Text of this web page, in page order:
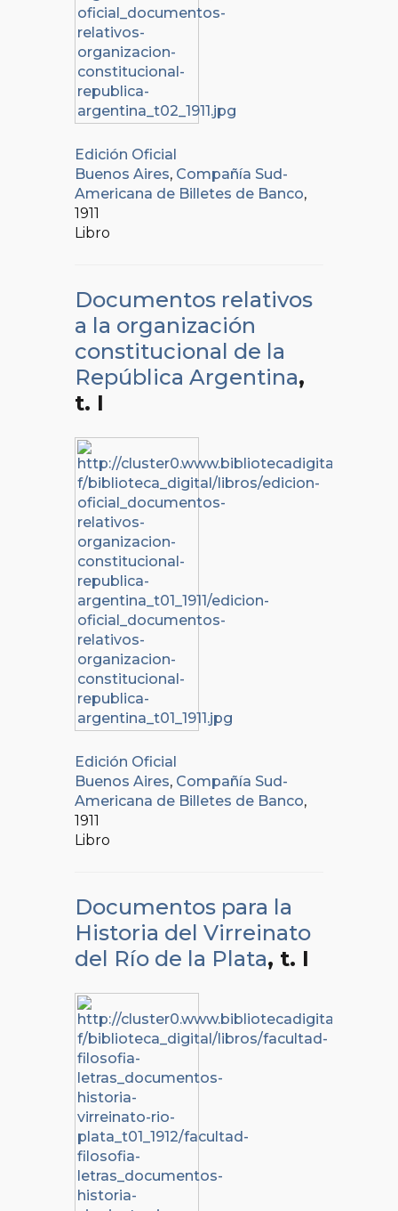
Edición Oficial
Buenos Aires, Compañía Sud-
Americana de Billetes de Banco,
1911
Libro
Documentos relativos
a la organización
constitucional de la
República Argentina,
t. I
Edición Oficial
Buenos Aires, Compañía Sud-
Americana de Billetes de Banco,
1911
Libro
Documentos para la
Historia del Virreinato
del Río de la Plata, t. I